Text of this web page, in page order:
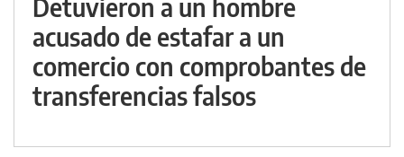
Detuvieron a un hombre
acusado de estafar a un
comercio con comprobantes de
transferencias falsos